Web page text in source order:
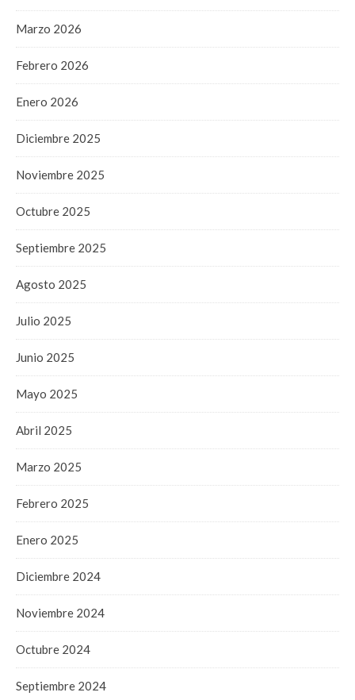
Marzo 2026
Febrero 2026
Enero 2026
Diciembre 2025
Noviembre 2025
Octubre 2025
Septiembre 2025
Agosto 2025
Julio 2025
Junio 2025
Mayo 2025
Abril 2025
Marzo 2025
Febrero 2025
Enero 2025
Diciembre 2024
Noviembre 2024
Octubre 2024
Septiembre 2024